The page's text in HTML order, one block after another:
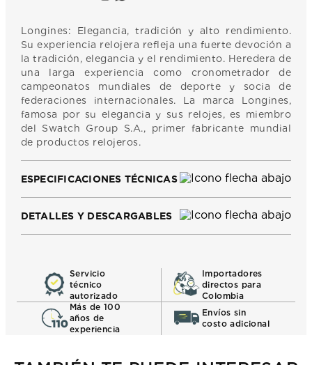
Longines: Elegancia, tradición y alto rendimiento.
Su experiencia relojera refleja una fuerte devoción a
la tradición, elegancia y el rendimiento. Heredera de
una larga experiencia como cronometrador de
campeonatos mundiales de deporte y socia de
federaciones internacionales. La marca Longines,
famosa por su elegancia y sus relojes, es miembro
del Swatch Group S.A., primer fabricante mundial
de productos relojeros.
ESPECIFICACIONES TÉCNICAS
DETALLES Y DESCARGABLES
Servicio
técnico
autorizado
Importadores
directos para
Colombia
Más de 100
años de
experiencia
Envíos sin
costo adicional